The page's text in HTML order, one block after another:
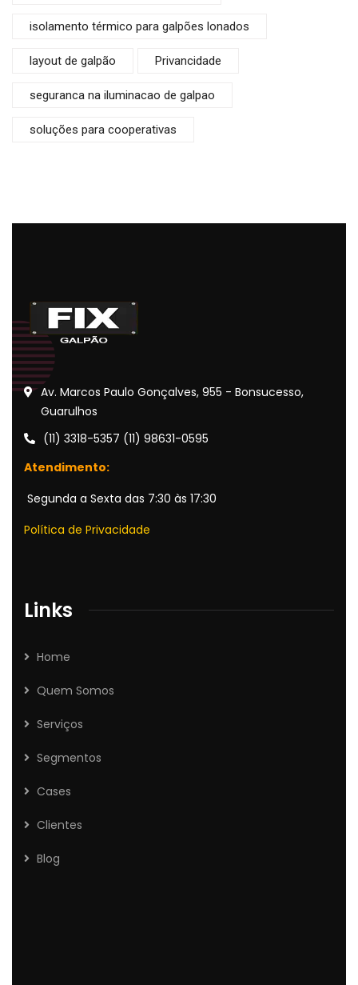
isolamento térmico para galpões lonados
layout de galpão Privancidade
seguranca na iluminacao de galpao
soluções para cooperativas
Av. Marcos Paulo Gonçalves, 955 - Bonsucesso,
Guarulhos
(11) 3318-5357 (11) 98631-0595
Atendimento:
Segunda a Sexta das 7:30 às 17:30
Política de Privacidade
Links
Home
Quem Somos
Serviços
Segmentos
Cases
Clientes
Blog